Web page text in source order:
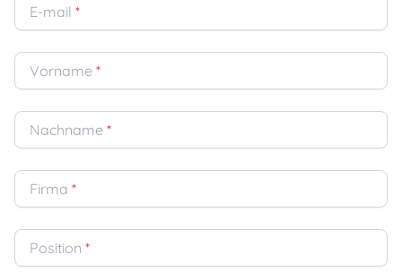
E-mail *
Vorname *
Nachname *
Firma *
Position *